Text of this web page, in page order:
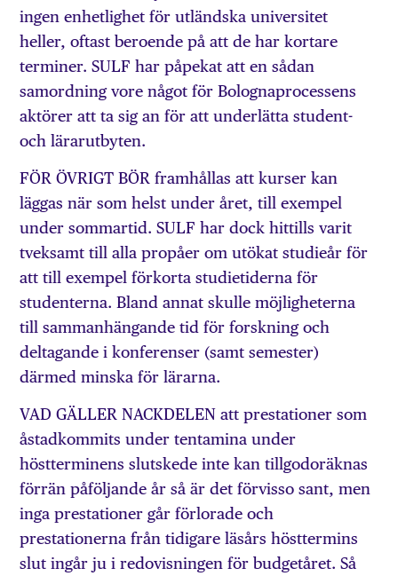
ingen enhetlighet för utländska universitet
heller, oftast beroende på att de har kortare
terminer. SULF har påpekat att en sådan
samordning vore något för Bolognaprocessens
aktörer att ta sig an för att underlätta student-
och lärarutbyten.
FÖR ÖVRIGT BÖR framhållas att kurser kan
läggas när som helst under året, till exempel
under sommartid. SULF har dock hittills varit
tveksamt till alla propåer om utökat studieår för
att till exempel förkorta studietiderna för
studenterna. Bland annat skulle möjligheterna
till sammanhängande tid för forskning och
deltagande i konferenser (samt semester)
därmed minska för lärarna.
VAD GÄLLER NACKDELEN att prestationer som
åstadkommits under tentamina under
höstterminens slutskede inte kan tillgodoräknas
förrän påföljande år så är det förvisso sant, men
inga prestationer går förlorade och
prestationerna från tidigare läsårs hösttermins
slut ingår ju i redovisningen för budgetåret. Så